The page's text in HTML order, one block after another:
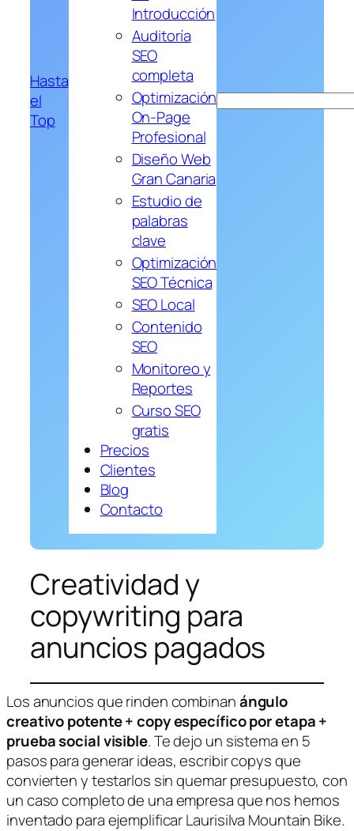
Hasta
el
Top
Introducción
Auditoría
SEO
completa
Optimización
On-Page
Profesional
Diseño Web
Gran Canaria
Estudio de
palabras
clave
Optimización
SEO Técnica
SEO Local
Contenido
SEO
Monitoreo y
Reportes
Curso SEO
gratis
Precios
Clientes
Blog
Contacto
Buscar
Creatividad y
copywriting para
anuncios pagados
Los anuncios que rinden combinanángulo
creativo potente + copy específico por etapa +
prueba social visible. Te dejo un sistema en 5
pasos para generar ideas, escribir copys que
convierten y testarlos sin quemar presupuesto, con
un caso completo de una empresa que nos hemos
inventado para ejemplificarLaurisilva Mountain Bike.